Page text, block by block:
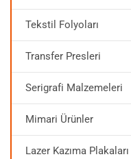
SSS
HESABIM
Tekstil Folyoları
Transfer Presleri
Serigrafi Malzemeleri
Mimari Ürünler
Lazer Kazıma Plakaları